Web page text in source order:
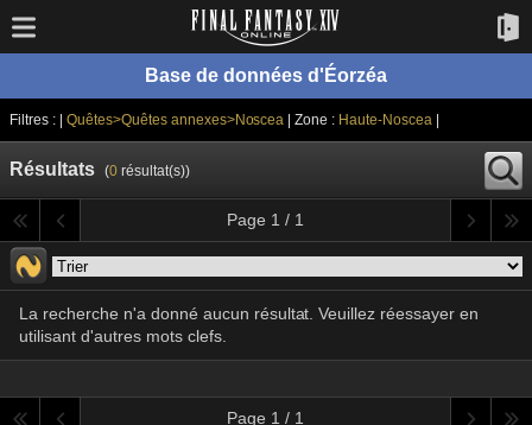
Base de données d'Éorzéa
Filtres : | Quêtes>Quêtes annexes>Noscea | Zone : Haute-Noscea
Résultats (0résultat(s))
Page 1 / 1
La recherche n'a donné aucun résultat. Veuillez réessayer en
utilisant d'autres mots clefs.
Page 1 / 1